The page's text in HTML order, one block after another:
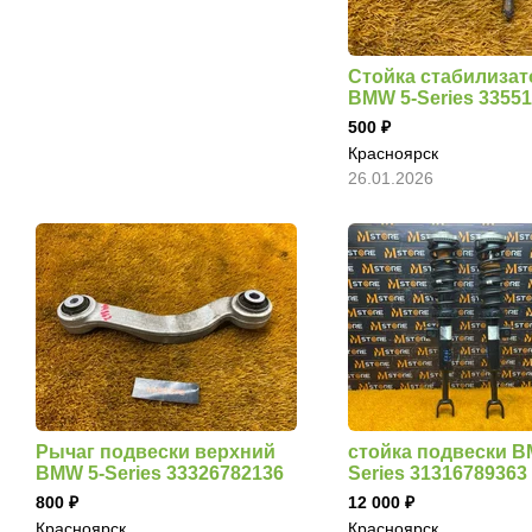
Стойка
BMW 5-Series
500
Красноярск
26.01.2026
Рычаг подвески верхний
BMW 5-Series 33326782136
800
стойка подвески
Series 31316789363
12 000